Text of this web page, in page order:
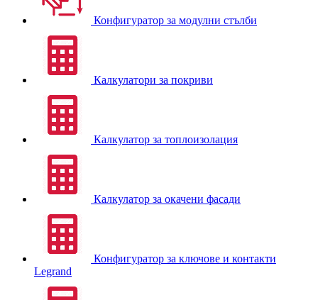
Конфигуратор за модулни стълби
Калкулатори за покриви
Калкулатор за топлоизолация
Калкулатор за окачени фасади
Конфигуратор за ключове и контакти
Legrand